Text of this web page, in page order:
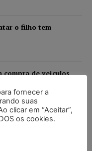
o filho tem
compra de veículos
de empregado que
de trabalho
fornecer a
suas
clicar em “Aceitar”,
os cookies.